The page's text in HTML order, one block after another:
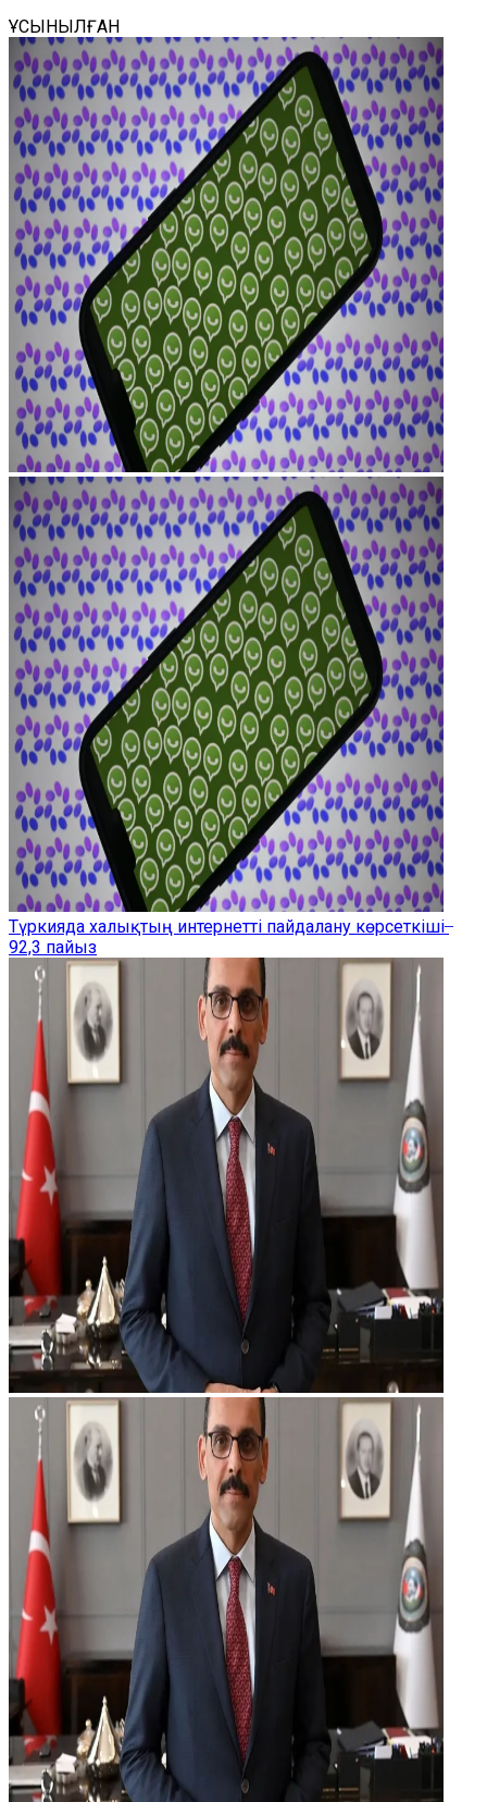
ҰСЫНЫЛҒАН
Түркияда халықтың интернетті пайдалану көрсеткіші ̶
92,3 пайыз